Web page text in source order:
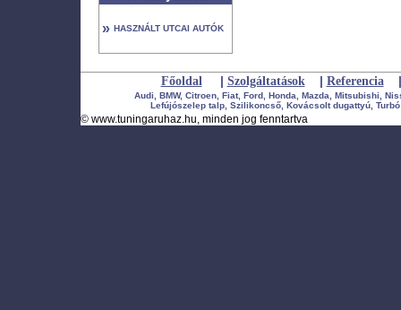
» HASZNÁLT UTCAI AUTÓK
Főoldal | Szolgáltatások | Referencia |
Audi, BMW, Citroen, Fiat, Ford, Honda, Mazda, Mitsubishi,
Lefújószelep talp, Szilikoncső, Kovácsolt dugattyú,
© www.tuningaruhaz.hu, minden jog fenntartva